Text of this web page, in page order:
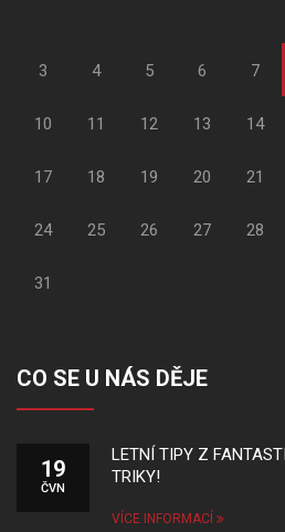
3 4 5 6 7
10 11 12 13 14
17 18 19 20 21
24 25 26 27 28
31
CO SE U NÁS DĚJE
19
ČVN
LETNÍ TIPY Z
TRIKY!
VÍCE INFORMACÍ